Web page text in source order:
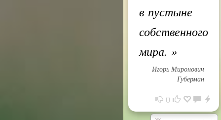
в пустыне
собственного
мира. »
Игорь Миронович
Губерман
0